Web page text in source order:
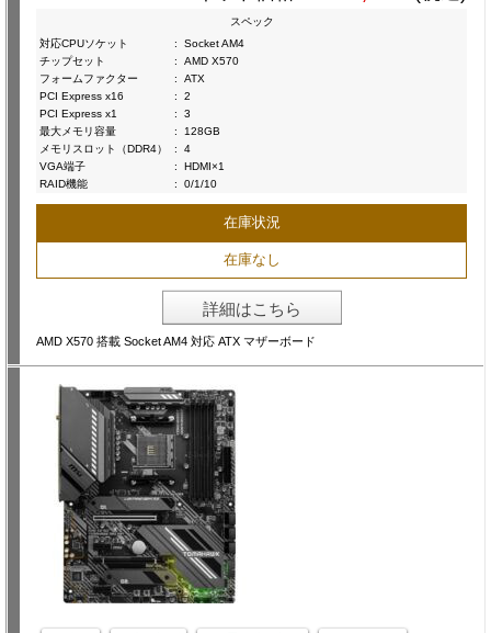
スペック
対応CPUソケット
:
Socket AM4
チップセット
:
AMD X570
フォームファクター
:
ATX
PCI Express x16
:
2
PCI Express x1
:
3
最大メモリ容量
:
128GB
メモリスロット（DDR4）
:
4
VGA端子
:
HDMI×1
RAID機能
: 0/1/10
在庫状況
在庫なし
詳細はこちら
AMD X570 搭載 Socket AM4 対応 ATX マザーボード